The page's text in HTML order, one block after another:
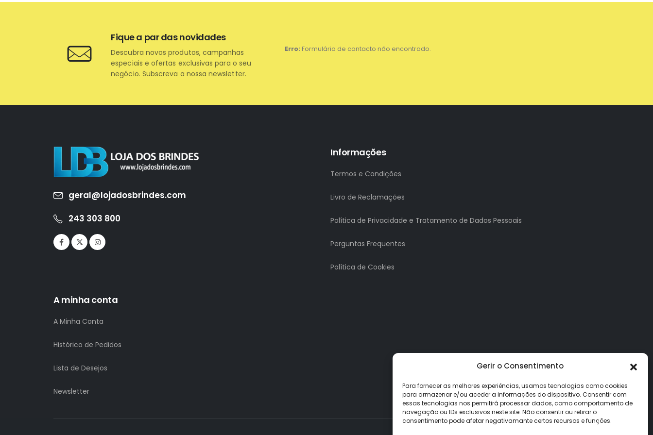
Gerir o Consentimento
Para fornecer as melhores experiências, usamos tecnologias como cookies
para armazenar e/ou aceder a informações do dispositivo. Consentir com
essas tecnologias nos permitirá processar dados, como comportamento de
navegação ou IDs exclusivos neste site. Não consentir ou retirar o
consentimento pode afetar negativamante certos recursos e funções.
Erro: Formulário de contacto não encontrado.
Fique a par das novidades
Descubra novos produtos, campanhas
especiais e ofertas exclusivas para o seu
negócio. Subscreva a nossa newsletter.
geral@lojadosbrindes.com
243 303 800
Informações
Termos e Condições
Livro de Reclamações
Política de Privacidade e Tratamento de Dados Pessoais
Perguntas Frequentes
Política de Cookies
A minha conta
A Minha Conta
Histórico de Pedidos
Lista de Desejos
Newsletter